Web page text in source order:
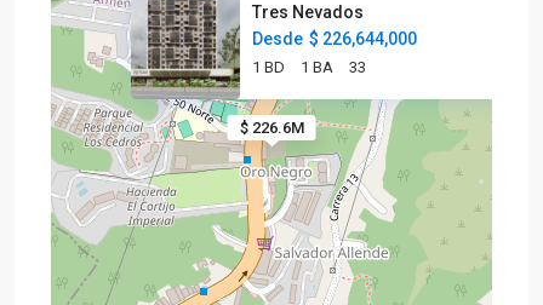
$ 226.6M
Tres Nevados
Desde $ 226,644,000
1 BD 1 BA 33